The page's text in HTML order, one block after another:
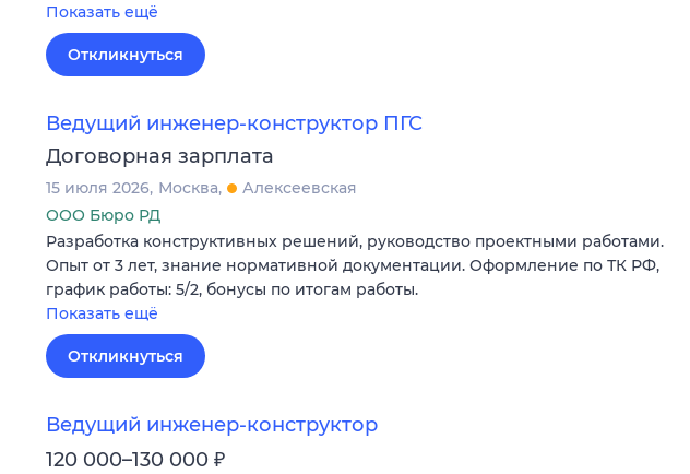
Показать ещё
Откликнуться
Ведущий инженер-конструктор ПГС
Договорная зарплата
15 июля 2026 Москва
Алексеевская
ООО Бюро РД
Разработка конструктивных решений, руководство проектными работами.
Опыт от 3 лет, знание нормативной документации. Оформление по ТК РФ,
график работы: 5/2, бонусы по итогам работы.
Показать ещё
Откликнуться
Ведущий инженер-конструктор
120 000–130 000 ₽